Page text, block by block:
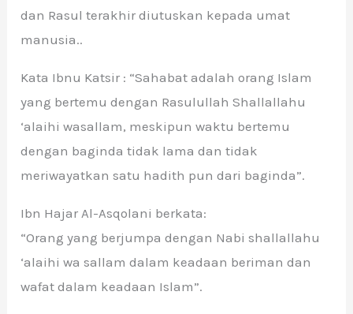
dan Rasul terakhir diutuskan kepada umat
manusia..
Kata Ibnu Katsir : “Sahabat adalah orang Islam
yang bertemu dengan Rasulullah Shallallahu
‘alaihi wasallam, meskipun waktu bertemu
dengan baginda tidak lama dan tidak
meriwayatkan satu hadith pun dari baginda”.
Ibn Hajar Al-Asqolani berkata:
“Orang yang berjumpa dengan Nabi shallallahu
‘alaihi wa sallam dalam keadaan beriman dan
wafat dalam keadaan Islam”.